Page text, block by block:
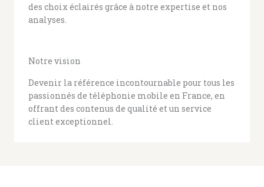
des choix éclairés grâce à notre expertise et nos
analyses.
Notre vision
Devenir la référence incontournable pour tous les
passionnés de téléphonie mobile en France, en
offrant des contenus de qualité et un service
client exceptionnel.